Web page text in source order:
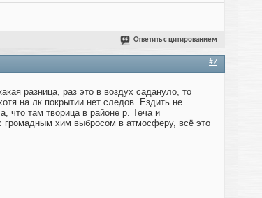
Ответить с цитированием
#7
разница, раз это в воздух садануло, то
на лк покрытии нет следов. Ездить не
что там творица в районе р. Теча и
громадным хим выбросом в атмосферу, всё это